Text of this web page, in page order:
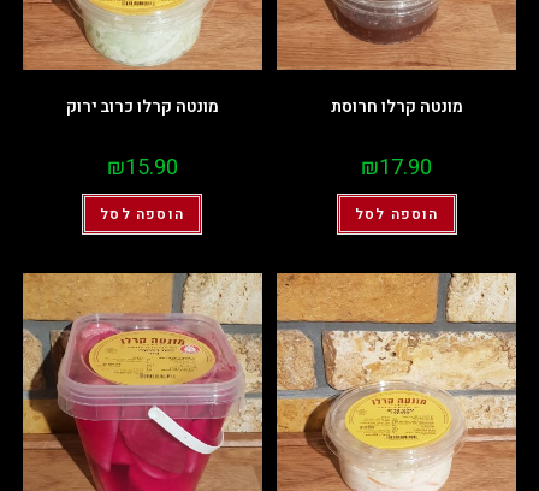
מונטה קרלו חרוסת
₪17.90
הוספה לסל
מונטה קרלו כרוב ירוק
₪15.90
הוספה לסל